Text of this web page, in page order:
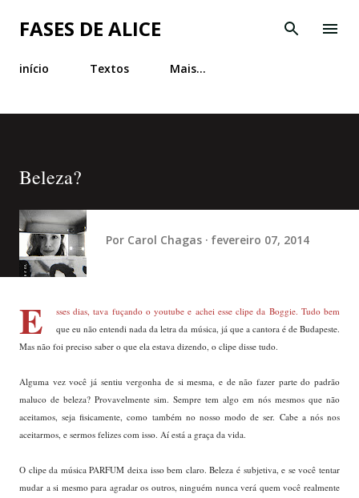
Pular para o conteúdo principal
FASES DE ALICE
início Textos Mais…
Beleza?
Por Carol Chagas fevereiro 07, 2014
E
sses dias, tava fuçando o youtube e achei esse clipe da Boggie. Tudo bem
que eu não entendi nada da letra da música, já que a cantora é de Budapeste.
Mas não foi preciso saber o que ela estava dizendo, o clipe disse tudo.
Alguma vez você já sentiu vergonha de si mesma, e de não fazer parte do padrão
maluco de beleza? Provavelmente sim. Sempre tem algo em nós mesmos que não
aceitamos, seja fisicamente, como também no nosso modo de ser. Cabe a nós nos
aceitarmos, e sermos felizes com isso. Aí está a graça da vida.
O clipe da música PARFUM deixa isso bem claro. Beleza é subjetiva, e se você tentar
mudar a si mesmo para agradar os outros, ninguém nunca verá quem você realmente